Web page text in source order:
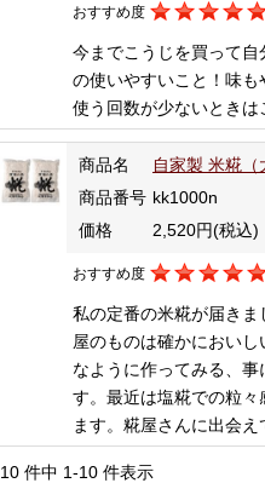
おすすめ度
今までこうじを買って
の使いやすいこと！味も
使う回数が少ないときは
商品名
自家製 米糀
商品番号 kk1000n
価格
2,520円(税込)
おすすめ度
私の定番の米糀が届き
屋のものは確かにおい
なように作ってみる、
す。最近は塩糀での粒
ます。糀屋さんに出会え
10 件中 1-10 件表示